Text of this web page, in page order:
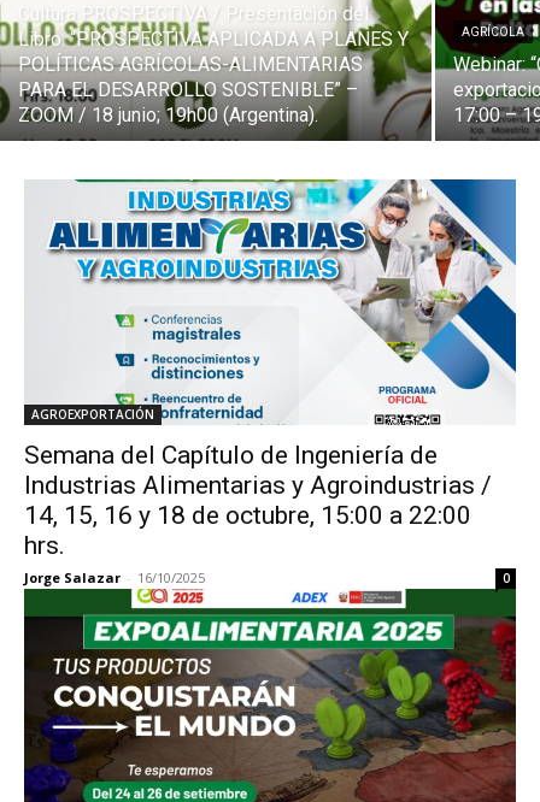
Cultura PROSPECTIVA / Presentación del
Libro: “PROSPECTIVA APLICADA A PLANES Y
POLÍTICAS AGRÍCOLAS-ALIMENTARIAS
PARA EL DESARROLLO SOSTENIBLE” –
ZOOM / 18 junio; 19h00 (Argentina).
AGRÍCOLA
Webinar:
17:00 –
AGROEXPORTACIÓN
Semana del Capítulo de Ingeniería de
Industrias Alimentarias y Agroindustrias /
14, 15, 16 y 18 de octubre, 15:00 a 22:00
hrs.
Jorge Salazar - 16/10/2025 0